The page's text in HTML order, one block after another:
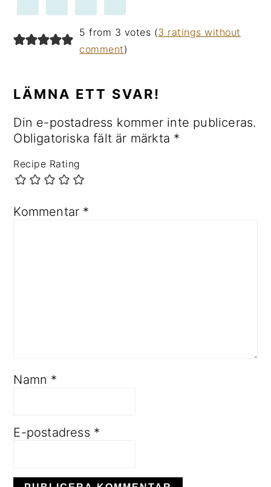
LÄSARKOMMENTARER
5 from 3 votes (3 ratings without
comment)
LÄMNA ETT SVAR!
Din e-postadress kommer inte publiceras.
Obligatoriska fält är märkta *
Recipe Rating
Kommentar *
Namn *
E-postadress *